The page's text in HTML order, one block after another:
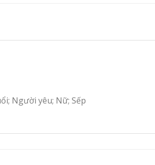
Người yêu; Nữ; Sếp